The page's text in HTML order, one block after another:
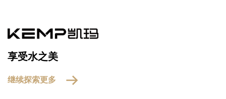
享受水之美
继续探索更多